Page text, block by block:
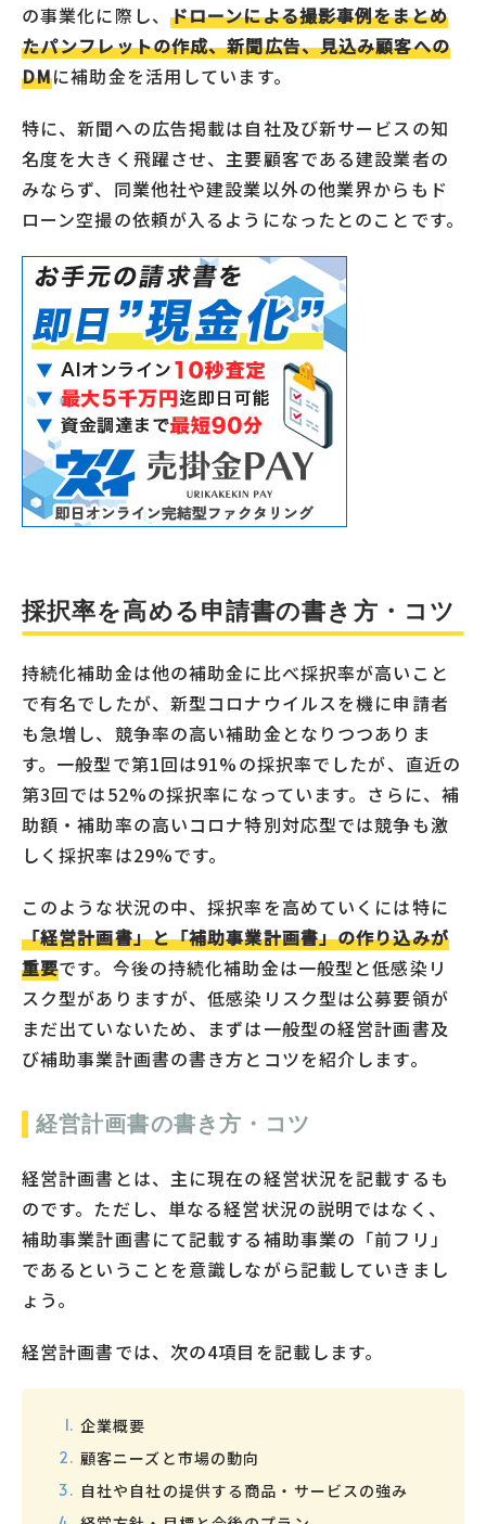
の事業化に際し、 ドローンによる撮影事例をまとめ
たパンフレットの作成、新聞広告、見込み顧客への
DMに補助金を活用しています。
特に、新聞への広告掲載は自社及び新サービスの知
名度を大きく飛躍させ、主要顧客である建設業者の
みならず、同業他社や建設業以外の他業界からもド
ローン空撮の依頼が入るようになったとのことです。
採択率を高める申請書の書き方・コツ
持続化補助金は他の補助金に比べ採択率が高いこと
で有名でしたが、新型コロナウイルスを機に申請者
も急増し、競争率の高い補助金となりつつありま
す。一般型で第1回は91%の採択率でしたが、直近の
第3回では52%の採択率になっています。さらに、補
助額・補助率の高いコロナ特別対応型では競争も激
しく採択率は29%です。
このような状況の中、採択率を高めていくには特に
「経営計画書」と「補助事業計画書」の作り込みが
重要です。今後の持続化補助金は一般型と低感染リ
スク型がありますが、低感染リスク型は公募要領が
まだ出ていないため、まずは一般型の経営計画書及
び補助事業計画書の書き方とコツを紹介します。
経営計画書の書き方・コツ
経営計画書とは、主に現在の経営状況を記載するも
のです。ただし、単なる経営状況の説明ではなく、
補助事業計画書にて記載する補助事業の「前フリ」
であるということを意識しながら記載していきまし
ょう。
経営計画書では、次の4項目を記載します。
企業概要
顧客ニーズと市場の動向
自社や自社の提供する商品・サービスの強み